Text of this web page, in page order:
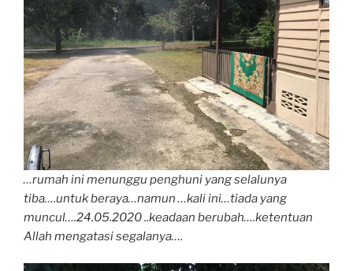
…rumah ini menunggu penghuni yang selalunya
tiba….untuk beraya…namun …kali ini…tiada yang
muncul….24.05.2020 ..keadaan berubah….ketentuan
Allah mengatasi segalanya….